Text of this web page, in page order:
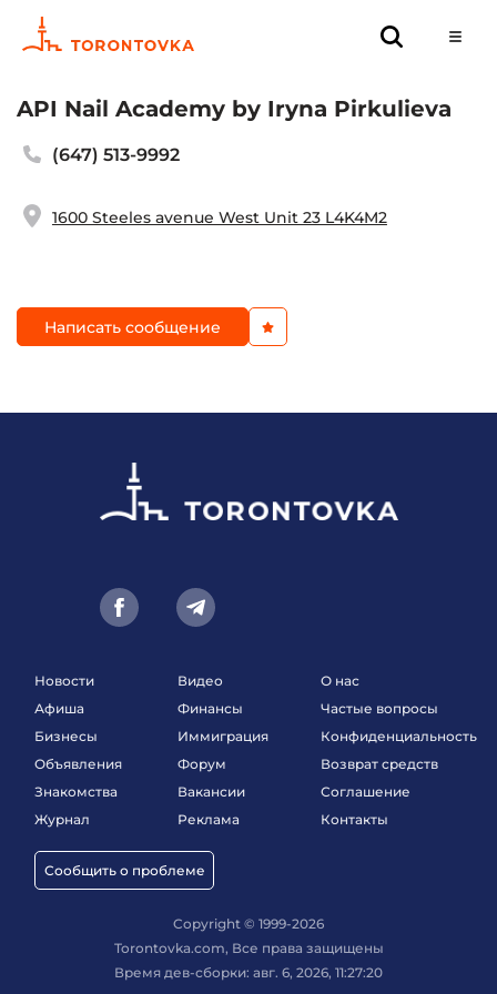
API Nail Academy by Iryna Pirkulieva
(647) 513-9992
1600 Steeles avenue West Unit 23 L4K4M2
Написать сообщение
Новости
Афиша
Бизнесы
Объявления
Знакомства
Журнал
Сообщить о проблеме
Видео
Финансы
Иммиграция
Форум
Вакансии
Реклама
О нас
Частые вопросы
Конфиденциальность
Возврат средств
Соглашение
Контакты
Copyright © 1999-2026
Torontovka.com, Все права защищены
Время дев-сборки: авг. 6, 2026, 11:27:20